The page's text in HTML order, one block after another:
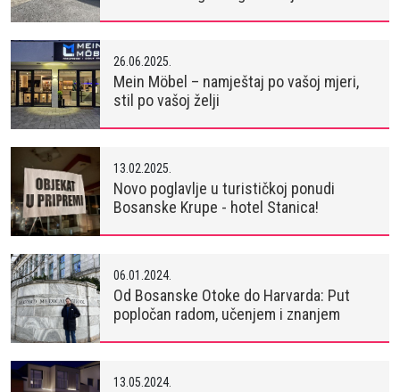
26.06.2025.
Mein Möbel – namještaj po vašoj mjeri,
stil po vašoj želji
13.02.2025.
Novo poglavlje u turističkoj ponudi
Bosanske Krupe - hotel Stanica!
06.01.2024.
Od Bosanske Otoke do Harvarda: Put
popločan radom, učenjem i znanjem
13.05.2024.